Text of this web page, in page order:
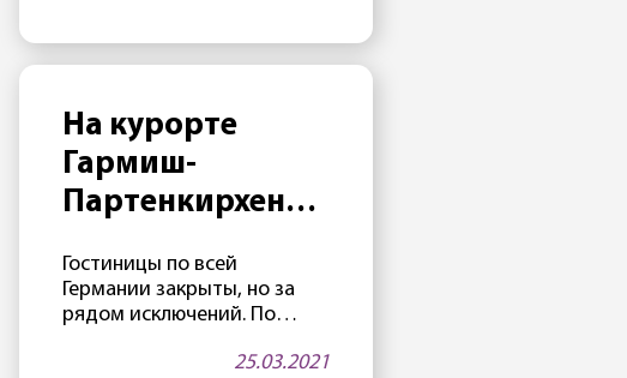
На курорте
Гармиш-
Партенкирхен
«сомнительный»
прием
Гостиницы по всей
Германии закрыты, но за
рядом исключений. По
— «Эдельвейс» на25.03.2021